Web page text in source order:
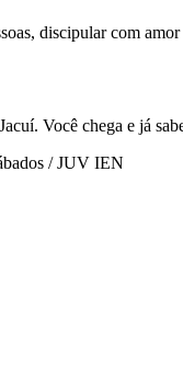
discipular com
Você chega e já
/ JUV IEN